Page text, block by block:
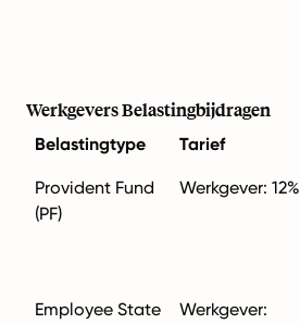
Werkgevers Belastingbijdragen
Belastingtype Tarief
Provident Fund
(PF)
Werkgever: 12%
Employee State
Werkgever: